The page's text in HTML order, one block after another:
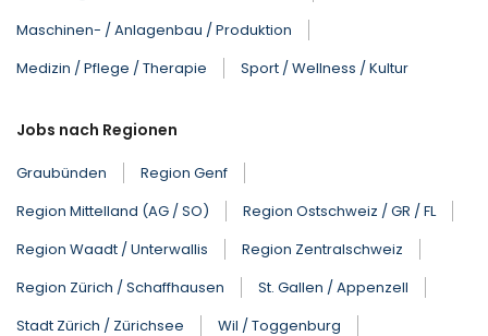
Maschinen- / Anlagenbau / Produktion
Medizin / Pflege / Therapie
Sport / Wellness / Kultur
Jobs nach Regionen
Graubünden
Region Genf
Region Mittelland (AG / SO)
Region Ostschweiz / GR / FL
Region Waadt / Unterwallis
Region Zentralschweiz
Region Zürich / Schaffhausen
St. Gallen / Appenzell
Stadt Zürich / Zürichsee
Wil / Toggenburg